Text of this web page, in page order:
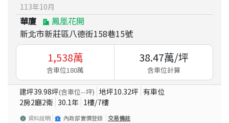
113年10月
華廈
鳳凰花開
新北市新莊區八德街158巷15號
1,538萬
含車位180萬
38.47萬/坪
含車位計算
建坪39.98坪(含車位--坪) 地坪10.32坪 有車位
2房2廳2衛 30.1年 1樓/7樓
資料說明 內政部實價登錄 交易備註